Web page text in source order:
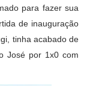
para fazer sua
de inauguração
tinha acabado de
José por 1x0 com